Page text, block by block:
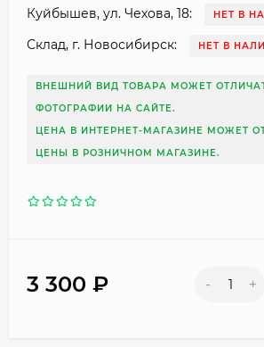
Куйбышев, ул. Чехова, 18: НЕТ В
Склад, г. Новосибирск: НЕТ В
ВНЕШНИЙ ВИД ТОВАРА МОЖЕТ
ФОТОГРАФИИ НА САЙТЕ.
ЦЕНА В ИНТЕРНЕТ-МАГАЗИНЕ МОЖЕТ
ЦЕНЫ В РОЗНИЧНОМ МАГАЗИНЕ.
3 300 ₽ - +